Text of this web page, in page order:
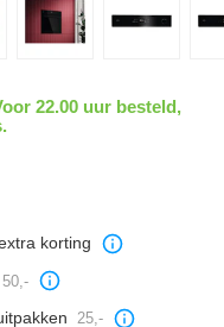
22.00 uur besteld,
korting
50,-
25,-